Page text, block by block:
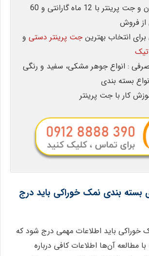
* فروش تاریخ زن و جت پرینتر با 12 ماه گارانتی و 60
فروش
انتخاب بهترینجت پرینتر دستیو
: انواع جوهر مشکی، سفید و رنگی
بسته بندی
کار با جت پرینتر
بندی نمک خوراکی باید درج
باید اطلاعات مهمی درج شود که
مطالعه آن‌ها اطلاعات کافی درباره